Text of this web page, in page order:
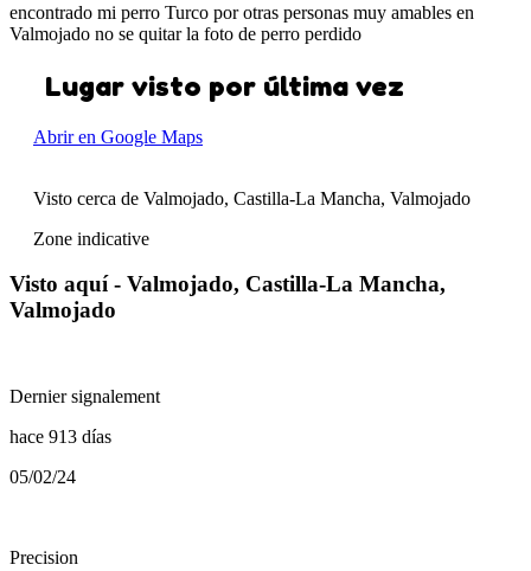
encontrado mi perro Turco por otras personas muy amables en
Valmojado no se quitar la foto de perro perdido
Lugar visto por última vez
Abrir en Google Maps
Visto cerca de Valmojado, Castilla-La Mancha, Valmojado
Zone indicative
Visto aquí - Valmojado, Castilla-La Mancha,
Valmojado
Dernier signalement
hace 913 días
05/02/24
Precision